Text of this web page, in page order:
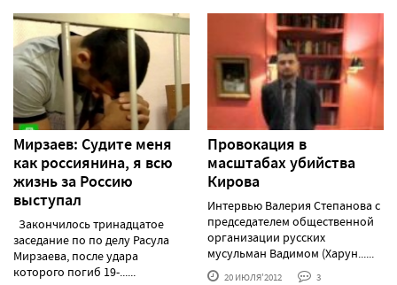
Мирзаев: Судите меня
как россиянина, я всю
жизнь за Россию
выступал
Закончилось тринадцатое
заседание по по делу Расула
Мирзаева, после удара
которого погиб 19-......
Провокация в
масштабах убийства
Кирова
Интервью Валерия Степанова с
председателем общественной
организации русских
мусульман Вадимом (Харун......
20 ИЮЛЯ'2012 3